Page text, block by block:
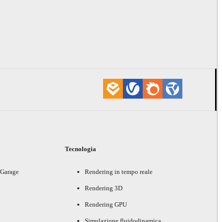
Tecnologia
Rendering in tempo reale
Rendering 3D
Rendering GPU